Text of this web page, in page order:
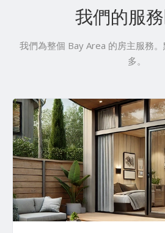
我們的服
我們為整個 Bay Area 的房主服務
多。